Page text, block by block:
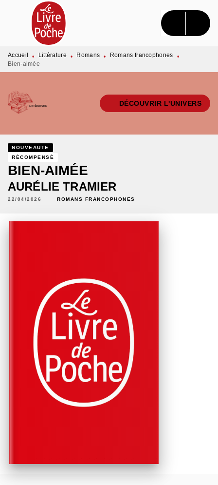
MENU RECHERCHE CONTENU
PIED DE PAGE
Accueil • Littérature • Romans • Romans francophones
•
Bien-aimée
DÉCOUVRIR L'UNIVERS
NOUVEAUTÉ
RÉCOMPENSÉ
BIEN-AIMÉE
AURÉLIE TRAMIER
22/04/2026 ROMANS FRANCOPHONES